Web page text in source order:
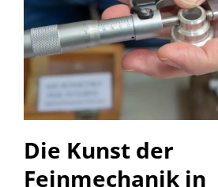
Die Kunst der
Feinmechanik in